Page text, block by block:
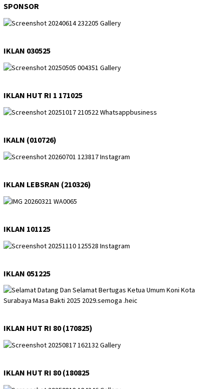
SPONSOR
IKLAN 030525
IKLAN HUT RI 1 171025
IKALN (010726)
IKLAN LEBSRAN (210326)
IKLAN 101125
IKLAN 051225
IKLAN HUT RI 80 (170825)
IKLAN HUT RI 80 (180825